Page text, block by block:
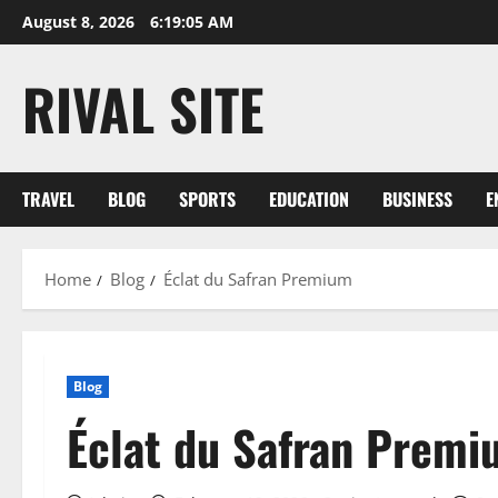
Skip
to
August 8, 2026 6:19:06 AM
RIVAL SITE
TRAVEL BLOG SPORTS EDUCATION BUSINESS
Home Blog Éclat du Safran Premium
Blog
Éclat du Safran